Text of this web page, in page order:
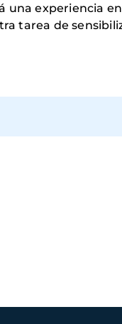
una experiencia
tarea de